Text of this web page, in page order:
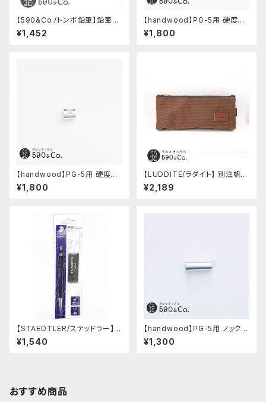
【590&Co./トンボ鉛筆】鉛筆補
助軸用ハーフサイズ鉛筆
¥1,452
【handwood】PG-5用 硬度表
示窓 (ステンレス/楕円窓)
¥1,800
【handwood】PG-5用 硬度表
示窓 (超超ジュラルミン/正方形)
¥1,800
【LUDDITE/ラダイト】 別注帆布
ベンディペンケース (コーヒー)
¥2,189
【STAEDTLER/ステッドラー】マ
ルス テクニコ芯ホルダー ブラッ
ク・限定 字消し付セット
¥1,540
【handwood】PG-5用 ノック部
カバー (超超ジュラルミン)
¥1,300
おすすめ商品